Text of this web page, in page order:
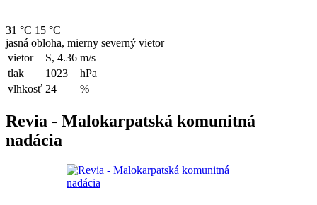
31 °C 15 °C
jasná obloha, mierny severný vietor
vietor
S, 4.36 m/s
tlak
1023
hPa
vlhkosť 24 %
Revia - Malokarpatská komunitná
nadácia